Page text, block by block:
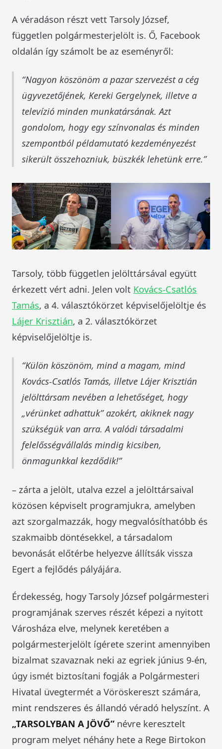
A véradáson részt vett Tarsoly József,
független polgármesterjelölt is. Ő, Facebook
oldalán így számolt be az eseményről:
Nagyon köszönöm a pazar szervezést a cég
ügyvezetőjének, Kereki Gergelynek, illetve a
televízió minden munkatársának. Azt
gondolom, hogy egy színvonalas és minden
szempontból példamutató kezdeményezést
sikerült összehozniuk, büszkék lehetünk erre.
Tarsoly, több független jelölttársával együtt
érkezett vért adni. Jelen volt Kovács-Csatlós
Tamás, a 4. választókörzet képviselőjelöltje és
Lájer Krisztián, a 2. választókörzet
képviselőjelöltje is.
Külön köszönöm, mind a magam, mind
Kovács-Csatlós Tamás, illetve Lájer Krisztián
jelölttársam nevében a lehetőséget, hogy
„vérünket adhattuk” azokért, akiknek nagy
szükségük van arra. A valódi társadalmi
felelősségvállalás mindig kicsiben,
önmagunkkal kezdődik!
– zárta a jelölt, utalva ezzel a jelölttársaival
közösen képviselt programjukra, amelyben
azt szorgalmazzák, hogy megvalósíthatóbb és
szakmaibb döntésekkel, a társadalom
bevonását előtérbe helyezve állítsák vissza
Egert a fejlődés pályájára.
Érdekesség, hogy Tarsoly József polgármesteri
programjának szerves részét képezi a nyitott
Városháza elve, melynek keretében a
polgármesterjelölt ígérete szerint amennyiben
bizalmat szavaznak neki az egriek június 9-én,
úgy ismét biztosítani fogják a Polgármesteri
Hivatal üvegtermét a Vöröskereszt számára,
mint rendszeres és állandó véradó helyszínt. A
„TARSOLYBAN A JÖVŐ” névre keresztelt
program melyet néhány hete a Rege Birtokon